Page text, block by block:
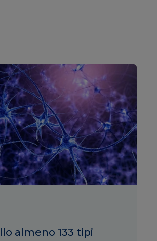
almeno 133 tipi